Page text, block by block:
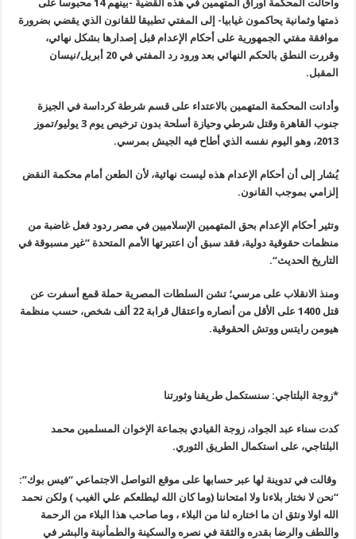
وأحالت المحكمة أوراق المتهمين في هذه القضية -بينهم 14 محبوسا على
ذمتها وثمانية يحاكمون غيابيا- إلى المفتي تطبيقا للقانون الذي يقضي بضرورة
موافقة مفتي الجمهورية على أحكام الإعدام قبل إصدارها بشكل نهائي،
وقررت النطق بالحكم النهائي بعد ورود رد المفتي في 20 أبريل/نيسان
المقبل.
وأدانت المحكمة المتهمين بالاعتداء على قسم شرطة كرداسة في الجيزة
جنوب القاهرة وقتل شرطي وحيازة أسلحة بدون ترخيص يوم 3 يوليو/تموز
2013، وهو اليوم نفسه الذي أطاح فيه الجيش بمرسي
.
يُشار إلى أن أحكام الإعدام هذه ليست نهائية، لأن الطعن أمام محكمة النقض
إلزامي بموجب القانون.
وتثير أحكام الإعدام بحق المتهمين الإسلاميين في مصر ردود فعل غاضبة من
منظمات حقوقية دولية، فقد سبق أن اعتبرتها الأمم المتحدة “غير مسبوقة في
التاريخ الحديث“.
ومنذ الانقلاب على مرسي؛ تشن السلطات المصرية حملة قمع أسفرت عن
قتل 1400 على الأقل من أنصاره واعتقال قرابة 22 ألف شخص، حسب منظمة
هيومن رايتس ووتش الحقوقية.
*زوجة البلتاجي: سنستكمل طريقنا وثورتنا
كدت سناء عبد الجواد، زوجة القيادي بجماعة الإخوان المسلمين محمد
البلتاجي، على استكمال الطريق الثوري.
وقالت في تدوينة لها عبر حسابها على موقع التواصل الاجتماعي “فيس بوك”:
“نحن لا نختار بلاءنا ولا امتحاننا (وما كان الله ليطلعكم علي الغيب ) ولكن نحمد
الله اولا ونثق ان ما اختاره لنا من البلاء ، وما صاحب هذا البلاء من الرحمة
واللطف والرضا بقدره والثقة في نصره والسكينة والطمأنينة والبشر في